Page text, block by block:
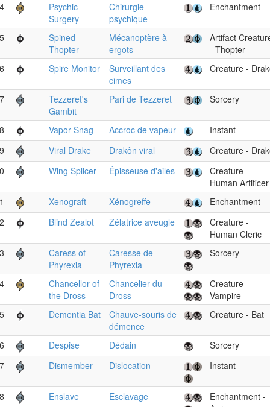
Psychic
Surgery
Chirurgie
psychique
Enchantment
Spined
Thopter
Mécanoptère à
ergots
Artifact
- Thopter
Spire Monitor
Surveillant des
cimes
Creature -
Tezzeret's
Gambit
Pari de Tezzeret Sorcery
Vapor Snag Accroc de vapeur
Instant
Viral Drake Drakôn viral
Creature -
Wing Splicer Épisseuse d'ailes
Creature -
Human Artificer
Xenograft Xénogreffe
Enchantment
Blind Zealot Zélatrice aveugle
Creature -
Human Cleric
Caress of
Phyrexia
Caresse de
Phyrexia
Sorcery
Chancellor of
the Dross
Chancelier du
Dross
Creature -
Vampire
Dementia Bat
Chauve-souris de
démence
Creature - Bat
Despise Dédain
Sorcery
Dismember Dislocation Instant
Enslave Esclavage
Enchantment -